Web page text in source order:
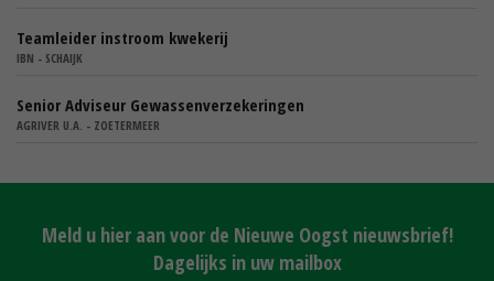
Teamleider instroom kwekerij
IBN - SCHAIJK
Senior Adviseur Gewassenverzekeringen
AGRIVER U.A. - ZOETERMEER
Meld u hier aan voor de Nieuwe Oogst nieuwsbrief!
Dagelijks in uw mailbox